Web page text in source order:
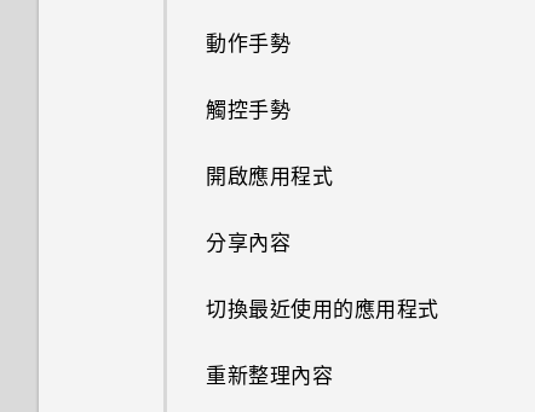
切換手機開關
使用雙網路管理員管理 Nano
動作手勢
觸控手勢
開啟應用程式
分享內容
切換最近使用的應用程式
重新整理內容